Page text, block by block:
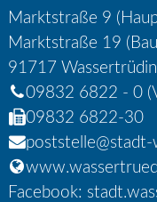
Marktstraße 9
Marktstraße 19
91717
09832 6822 - 0
09832 6822-30
Facebook: